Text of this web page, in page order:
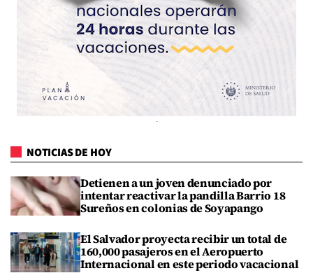
NOTICIAS DE HOY
Detienen a un joven denunciado por
intentar reactivar la pandilla Barrio 18
Sureños en colonias de Soyapango
El Salvador proyecta recibir un total de
160,000 pasajeros en el Aeropuerto
Internacional en este periodo vacacional